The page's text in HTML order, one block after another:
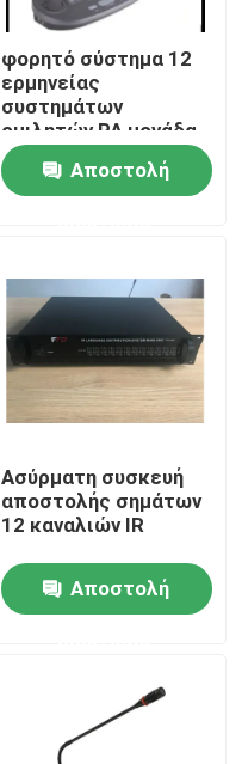
φορητό σύστημα 12
ερμηνείας
συστημάτων
ομιλητών PA μονάδα
διερμηνέων καναλιών
Αποστολή
Ασύρματη συσκευή
αποστολής σημάτων
12 καναλιών IR
Αποστολή